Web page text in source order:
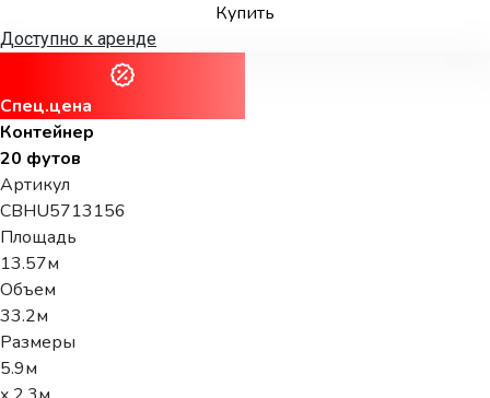
Купить
Доступно к аренде
Спец.цена
Контейнер
20 футов
Артикул
CBHU5713156
Площадь
13.57м
Объем
33.2м
Размеры
5.9м